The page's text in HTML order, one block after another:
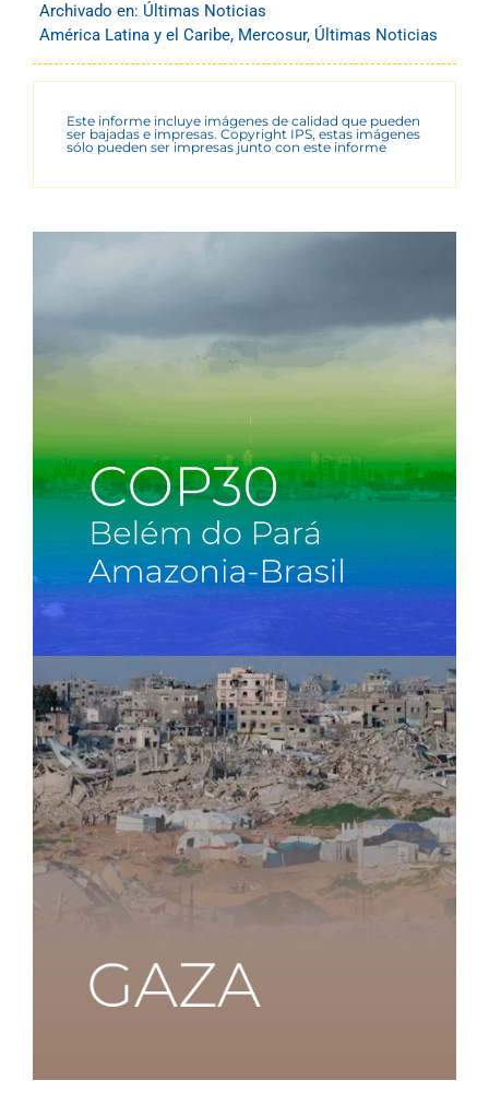
Archivado en: Últimas Noticias
América Latina y el Caribe, Mercosur, Últimas Noticias
Este informe incluye imágenes de calidad que pueden
ser bajadas e impresas. Copyright IPS, estas imágenes
sólo pueden ser impresas junto con este informe